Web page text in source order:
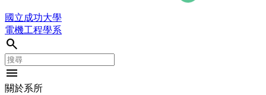
國立成功大學
電機工程學系
search
menu
關於系所